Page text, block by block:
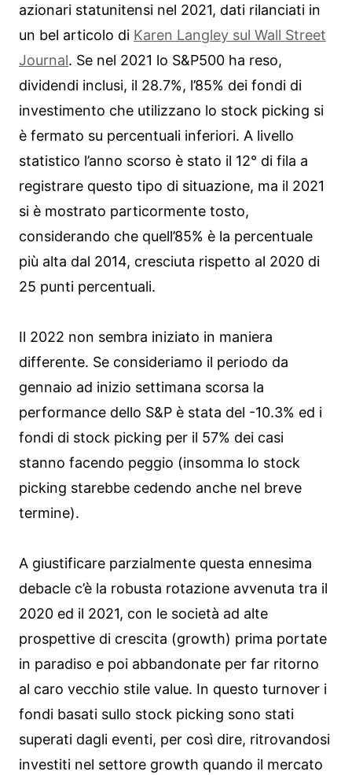
azionari statunitensi nel 2021, dati rilanciati in
un bel articolo di Karen Langley sul Wall Street
Journal. Se nel 2021 lo S&P500 ha reso,
dividendi inclusi, il 28.7%, l’85% dei fondi di
investimento che utilizzano lo stock picking si
è fermato su percentuali inferiori. A livello
statistico l’anno scorso è stato il 12° di fila a
registrare questo tipo di situazione, ma il 2021
si è mostrato particormente tosto,
considerando che quell’85% è la percentuale
più alta dal 2014, cresciuta rispetto al 2020 di
25 punti percentuali.
Il 2022 non sembra iniziato in maniera
differente. Se consideriamo il periodo da
gennaio ad inizio settimana scorsa la
performance dello S&P è stata del -10.3% ed i
fondi di stock picking per il 57% dei casi
stanno facendo peggio (insomma lo stock
picking starebbe cedendo anche nel breve
termine).
A giustificare parzialmente questa ennesima
debacle c’è la robusta rotazione avvenuta tra il
2020 ed il 2021, con le società ad alte
prospettive di crescita (growth) prima portate
in paradiso e poi abbandonate per far ritorno
al caro vecchio stile value. In questo turnover i
fondi basati sullo stock picking sono stati
superati dagli eventi, per così dire, ritrovandosi
investiti nel settore growth quando il mercato